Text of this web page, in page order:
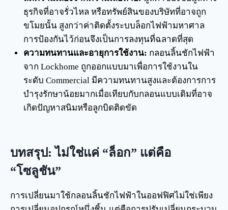
ธุรกิจที่อาจรั่วไหล หรือทรัพย์สินของบริษัทที่อาจถูก
ขโมยนั้น สูงกว่าค่าติดตั้งระบบล็อกไฟฟ้ามหาศาล
การป้องกันไว้ก่อนจึงเป็นการลงทุนที่ฉลาดที่สุด
ความทนทานและอายุการใช้งาน: กลอนลิ้นชักไฟฟ้า
จาก Lockhome ถูกออกแบบมาเพื่อการใช้งานใน
ระดับ Commercial มีความทนทานสูงและต้องการการ
บำรุงรักษาน้อยมากเมื่อเทียบกับกลอนแบบเดิมที่อาจ
เกิดปัญหาสนิมหรือลูกบิดติดขัด
บทสรุป: ไม่ใช่แค่ “ล็อก” แต่คือ
“โซลูชัน”
การเปลี่ยนมาใช้กลอนลิ้นชักไฟฟ้าในออฟฟิศไม่ใช่เพียง